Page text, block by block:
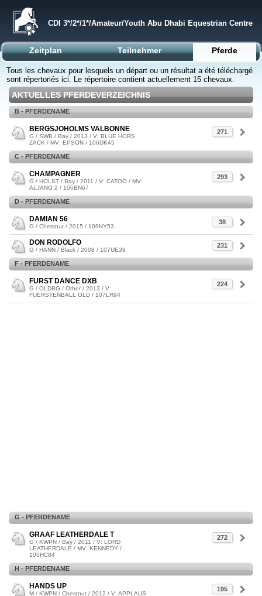
CDI 3*/2*/1*/Amateur/Youth Abu Dhabi Equestrian Centre
Zeitplan Teilnehmer Pferde
Tous les chevaux pour lesquels un départ ou un résultat a été téléchargé
sont répertoriés ici. Le répertoire contient actuellement 15 chevaux.
AKTUELLES PFERDEVERZEICHNIS
B - PFERDENAME
271
BERGSJOHOLMS VALBONNE
G / SWB / Bay / 2013 / V: BLUE HORS
ZACK / MV: EPSON / 106DK45
C - PFERDENAME
293
CHAMPAGNER
G / HOLST / Bay / 2011 / V: CATOO / MV:
ALJANO 2 / 106BN67
D - PFERDENAME
38
DAMIAN 56
G / Chestnut / 2015 / 109NY53
231
DON RODOLFO
G / HANN / Black / 2008 / 107UE39
F - PFERDENAME
224
FURST DANCE DXB
G / OLDBG / Other / 2013 / V:
FUERSTENBALL OLD / 107LR94
G - PFERDENAME
272
GRAAF LEATHERDALE T
G / KWPN / Bay / 2011 / V: LORD
LEATHERDALE / MV: KENNEDY /
105HC84
H - PFERDENAME
195
HANDS UP
M / KWPN / Chestnut / 2012 / V: APPLAUS